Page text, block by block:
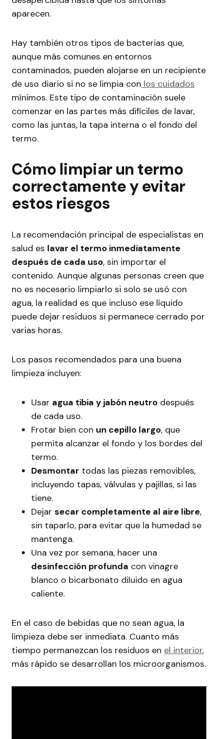
aparecen.
Hay también otros tipos de bacterias que,
aunque más comunes en entornos
contaminados, pueden alojarse en un recipiente
de uso diario si no se limpia con los cuidados
mínimos. Este tipo de contaminación suele
comenzar en las partes más difíciles de lavar,
como las juntas, la tapa interna o el fondo del
termo.
Cómo limpiar un termo
correctamente y evitar
estos riesgos
La recomendación principal de especialistas en
salud es lavar el termo inmediatamente
después de cada uso, sin importar el
contenido. Aunque algunas personas creen que
no es necesario limpiarlo si solo se usó con
agua, la realidad es que incluso ese líquido
puede dejar residuos si permanece cerrado por
varias horas.
Los pasos recomendados para una buena
limpieza incluyen:
Usar agua tibia y jabón neutro después
de cada uso.
Frotar bien con un cepillo largo, que
permita alcanzar el fondo y los bordes del
termo.
Desmontar todas las piezas removibles,
incluyendo tapas, válvulas y pajillas, si las
tiene.
Dejar secar completamente al aire libre,
sin taparlo, para evitar que la humedad se
mantenga.
Una vez por semana, hacer una
desinfección profunda con vinagre
blanco o bicarbonato diluido en agua
caliente.
En el caso de bebidas que no sean agua, la
limpieza debe ser inmediata. Cuanto más
tiempo permanezcan los residuos en el interior,
más rápido se desarrollan los microorganismos.